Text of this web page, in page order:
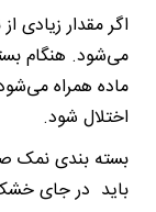
اگر مقدار زیادی
می‌شود. هنگام
ماده همراه
اختلال شود.
بسته بندی نمک
باید در جای